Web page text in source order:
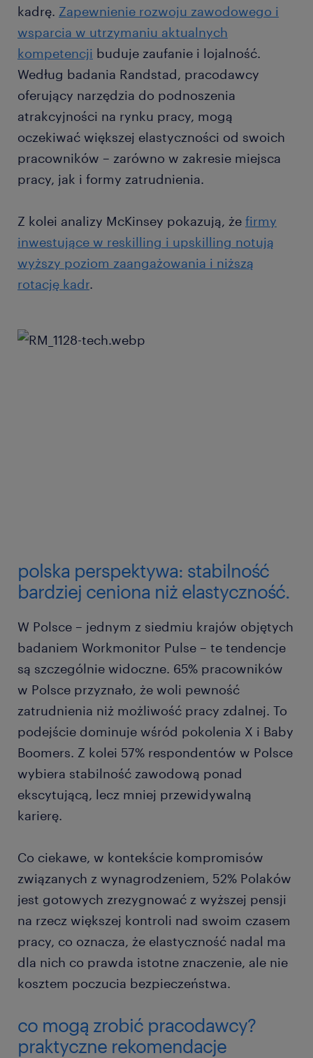
kadrę. Zapewnienie rozwoju zawodowego i
wsparcia w utrzymaniu aktualnych
kompetencji buduje zaufanie i lojalność.
Według badania Randstad, pracodawcy
oferujący narzędzia do podnoszenia
atrakcyjności na rynku pracy, mogą
oczekiwać większej elastyczności od swoich
pracowników – zarówno w zakresie miejsca
pracy, jak i formy zatrudnienia.
Z kolei analizy McKinsey pokazują, że firmy
inwestujące w reskilling i upskilling notują
wyższy poziom zaangażowania i niższą
rotację kadr.
polska perspektywa: stabilność
bardziej ceniona niż elastyczność.
W Polsce – jednym z siedmiu krajów objętych
badaniem Workmonitor Pulse – te tendencje
są szczególnie widoczne. 65% pracowników
w Polsce przyznało, że woli pewność
zatrudnienia niż możliwość pracy zdalnej. To
podejście dominuje wśród pokolenia X i Baby
Boomers. Z kolei 57% respondentów w Polsce
wybiera stabilność zawodową ponad
ekscytującą, lecz mniej przewidywalną
karierę.
Co ciekawe, w kontekście kompromisów
związanych z wynagrodzeniem, 52% Polaków
jest gotowych zrezygnować z wyższej pensji
na rzecz większej kontroli nad swoim czasem
pracy, co oznacza, że elastyczność nadal ma
dla nich co prawda istotne znaczenie, ale nie
kosztem poczucia bezpieczeństwa.
co mogą zrobić pracodawcy?
praktyczne rekomendacje